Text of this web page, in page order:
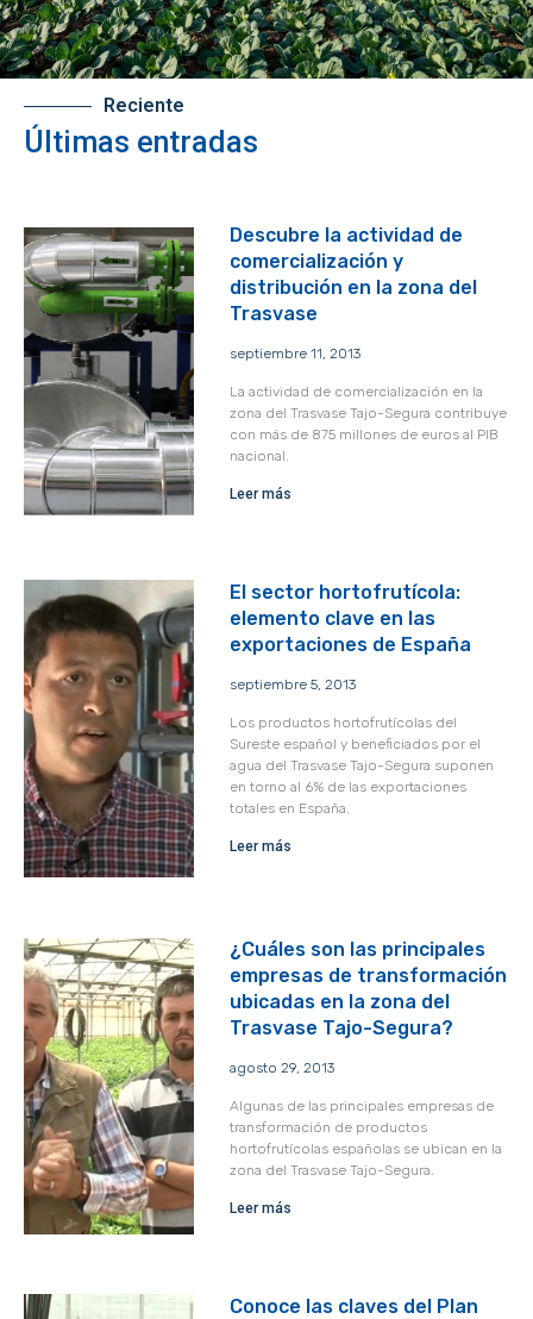
Reciente
Últimas entradas
Descubre la actividad de
comercialización y
distribución en la zona del
Trasvase
septiembre 11, 2013
La actividad de comercialización en la
zona del Trasvase Tajo-Segura contribuye
con más de 875 millones de euros al PIB
nacional.
Leer más
El sector hortofrutícola:
elemento clave en las
exportaciones de España
septiembre 5, 2013
Los productos hortofrutícolas del
Sureste español y beneficiados por el
agua del Trasvase Tajo-Segura suponen
en torno al 6% de las exportaciones
totales en España.
Leer más
¿Cuáles son las principales
empresas de transformación
ubicadas en la zona del
Trasvase Tajo-Segura?
agosto 29, 2013
Algunas de las principales empresas de
transformación de productos
hortofrutícolas españolas se ubican en la
zona del Trasvase Tajo-Segura.
Leer más
Conoce las claves del Plan